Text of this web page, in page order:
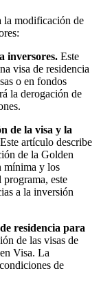
la modificación de
inversores. Este
visa de residencia
o en fondos
la derogación de
de la visa y la
Este artículo describe
de la Golden
mínima y los
este
a la inversión
residencia para
de las visas de
Visa. La
de